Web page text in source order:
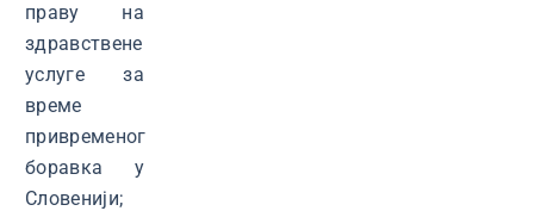
праву на
здравствене
услуге за
време
привременог
боравка у
Словенији;